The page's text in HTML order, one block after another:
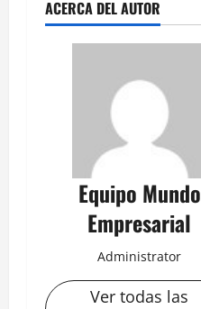
ACERCA DEL AUTOR
Equipo Mundo
Empresarial
Administrator
Ver todas las